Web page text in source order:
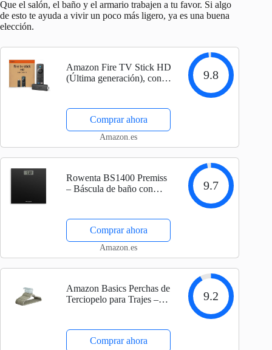
Que el salón, el baño y el armario trabajen a tu favor. Si algo
de esto te ayuda a vivir un poco más ligero, ya es una buena
elección.
Amazon Fire TV Stick HD
(Última generación), con
controles de Hogar digital y
reproducción en streaming
HD
9.8
Comprar ahora
Amazon.es
Rowenta BS1400 Premiss
– Báscula de baño con
kg y 100 gr precisión,
encendido y apagado
automático, Negro
9.7
Comprar ahora
Amazon.es
Amazon Basics Perchas de
Terciopelo para Trajes –
9.2
Comprar ahora